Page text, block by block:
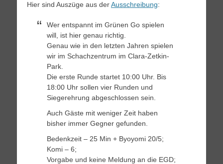
Hier sind Auszüge aus derAusschreibung:
Wer entspannt im Grünen Go spielen
will, ist hier genau richtig.
Genau wie in den letzten Jahren spielen
wir im Schachzentrum im Clara-Zetkin-
Park.
Die erste Runde startet 10:00 Uhr. Bis
18:00 Uhr sollen vier Runden und
Siegerehrung abgeschlossen sein.
Auch Gäste mit weniger Zeit haben
bisher immer Gegner gefunden.
Bedenkzeit – 25 Min + Byoyomi 20/5;
Komi – 6;
Vorgabe und keine Meldung an die EGD;